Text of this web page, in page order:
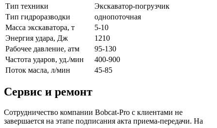
Тип техники
Экскаватор-погрузчик
Тип гидроразводки
однопоточная
Масса экскаватора, т
5-10
Энергия удара, Дж
1210
Рабочее давление, атм
95-130
Частота ударов, уд./мин
400-900
Поток масла, л/мин
45-85
Сервис и ремонт
Сотрудничество компании Bobcat-Pro с клиентами не
завершается на этапе подписания акта приема-передачи. На